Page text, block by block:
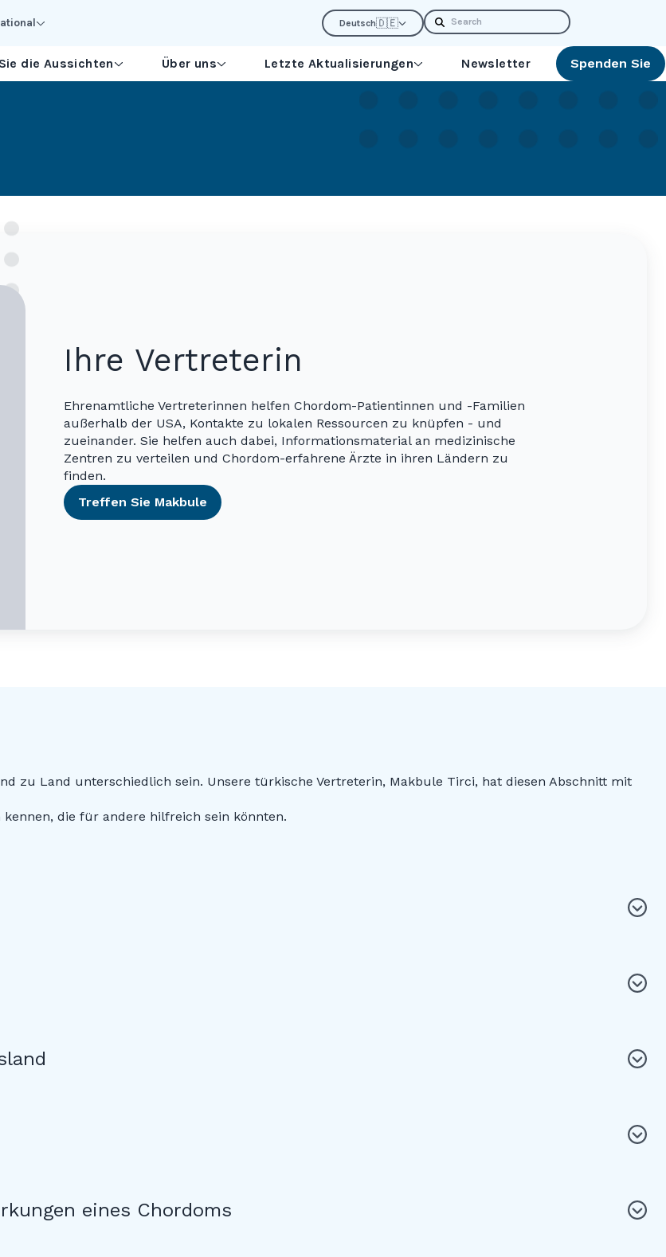
Deutsch🇩🇪 Search
die Aussichten Über uns Letzte Aktualisierungen Newsletter Spenden Sie
Ihre Vertreterin
Ehrenamtliche Vertreterinnen helfen Chordom-Patientinnen und -Familien
außerhalb der USA, Kontakte zu lokalen Ressourcen zu knüpfen - und
zueinander. Sie helfen auch dabei, Informationsmaterial an medizinische
Zentren zu verteilen und Chordom-erfahrene Ärzte in ihren Ländern zu
finden.
Treffen Sie Makbule
zu Land unterschiedlich sein. Unsere türkische Vertreterin, Makbule Tirci, hat diesen Abschnitt mit
kennen, die für andere hilfreich sein könnten.
eines Chordoms